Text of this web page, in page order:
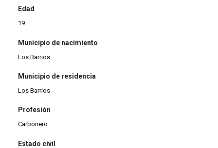
Edad
19
Municipio de nacimiento
Los Barrios
Municipio de residencia
Los Barrios
Profesión
Carbonero
Estado civil